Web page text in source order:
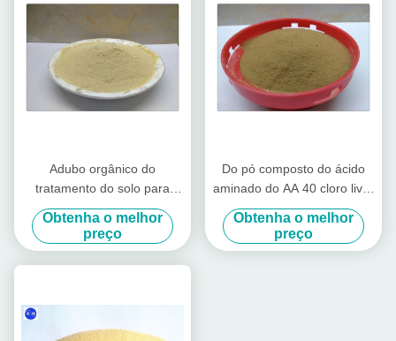
Adubo orgânico do
tratamento do solo para
vegetais com nutrição dos
ácidos aminados
Obtenha o melhor
preço
Do pó composto do ácido
aminado do AA 40 cloro livre
com fonte animal para a
batata
Obtenha o melhor
preço